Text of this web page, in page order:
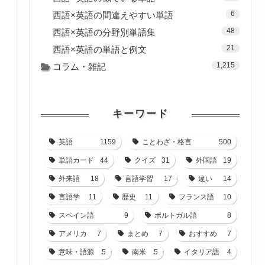
西語×英語の間違えやすい単語 6
西語×英語の分野別単語集 48
西語×英語の単語と例文 21
コラム・雑記 1,215
キーワード
英語 1159 ことわざ・格言 500
単語カード 44 クイズ 31 外国語 19
外来語 18 言語学習 17 違い 14
言語学 11 歴史 11 フランス語 10
スペイン語 9 ポルトガル語 8
アメリカ 7 まとめ 7 おすすめ 7
意味・語源 5 南米 5 イタリア語 4